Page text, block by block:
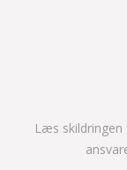
Læs skildringen